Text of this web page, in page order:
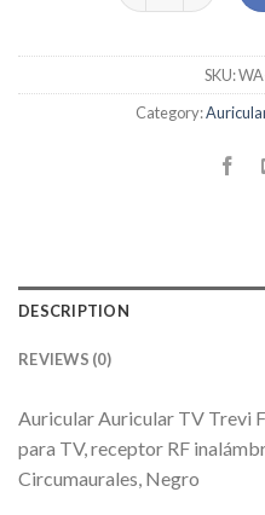
SKU:
Category:
DESCRIPTION
REVIEWS (0)
Auricular Auricular TV Trevi
para TV, receptor RF
Circumaurales, Negro